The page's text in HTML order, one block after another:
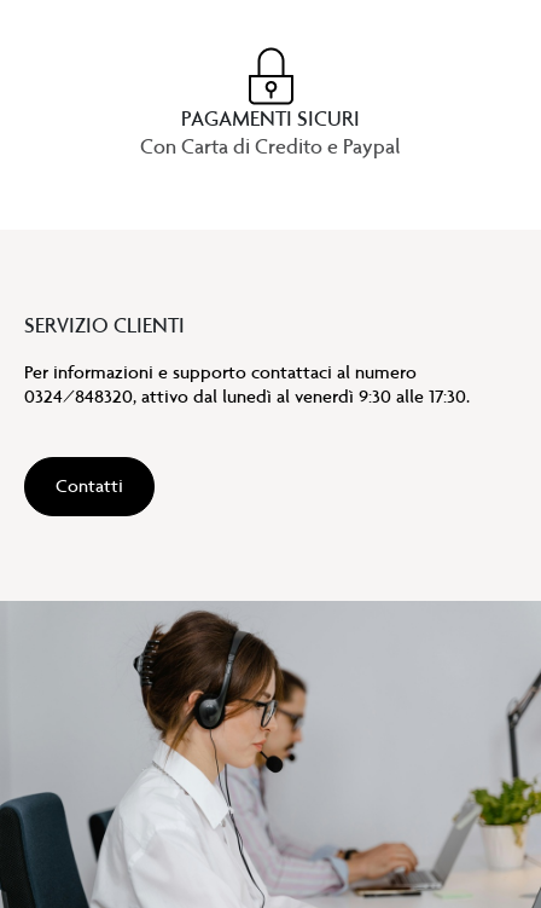
PAGAMENTI SICURI
Con Carta di Credito e Paypal
SERVIZIO CLIENTI
Per informazioni e supporto contattaci al numero
0324/848320, attivo dal lunedì al venerdì 9:30 alle 17:30.
Contatti